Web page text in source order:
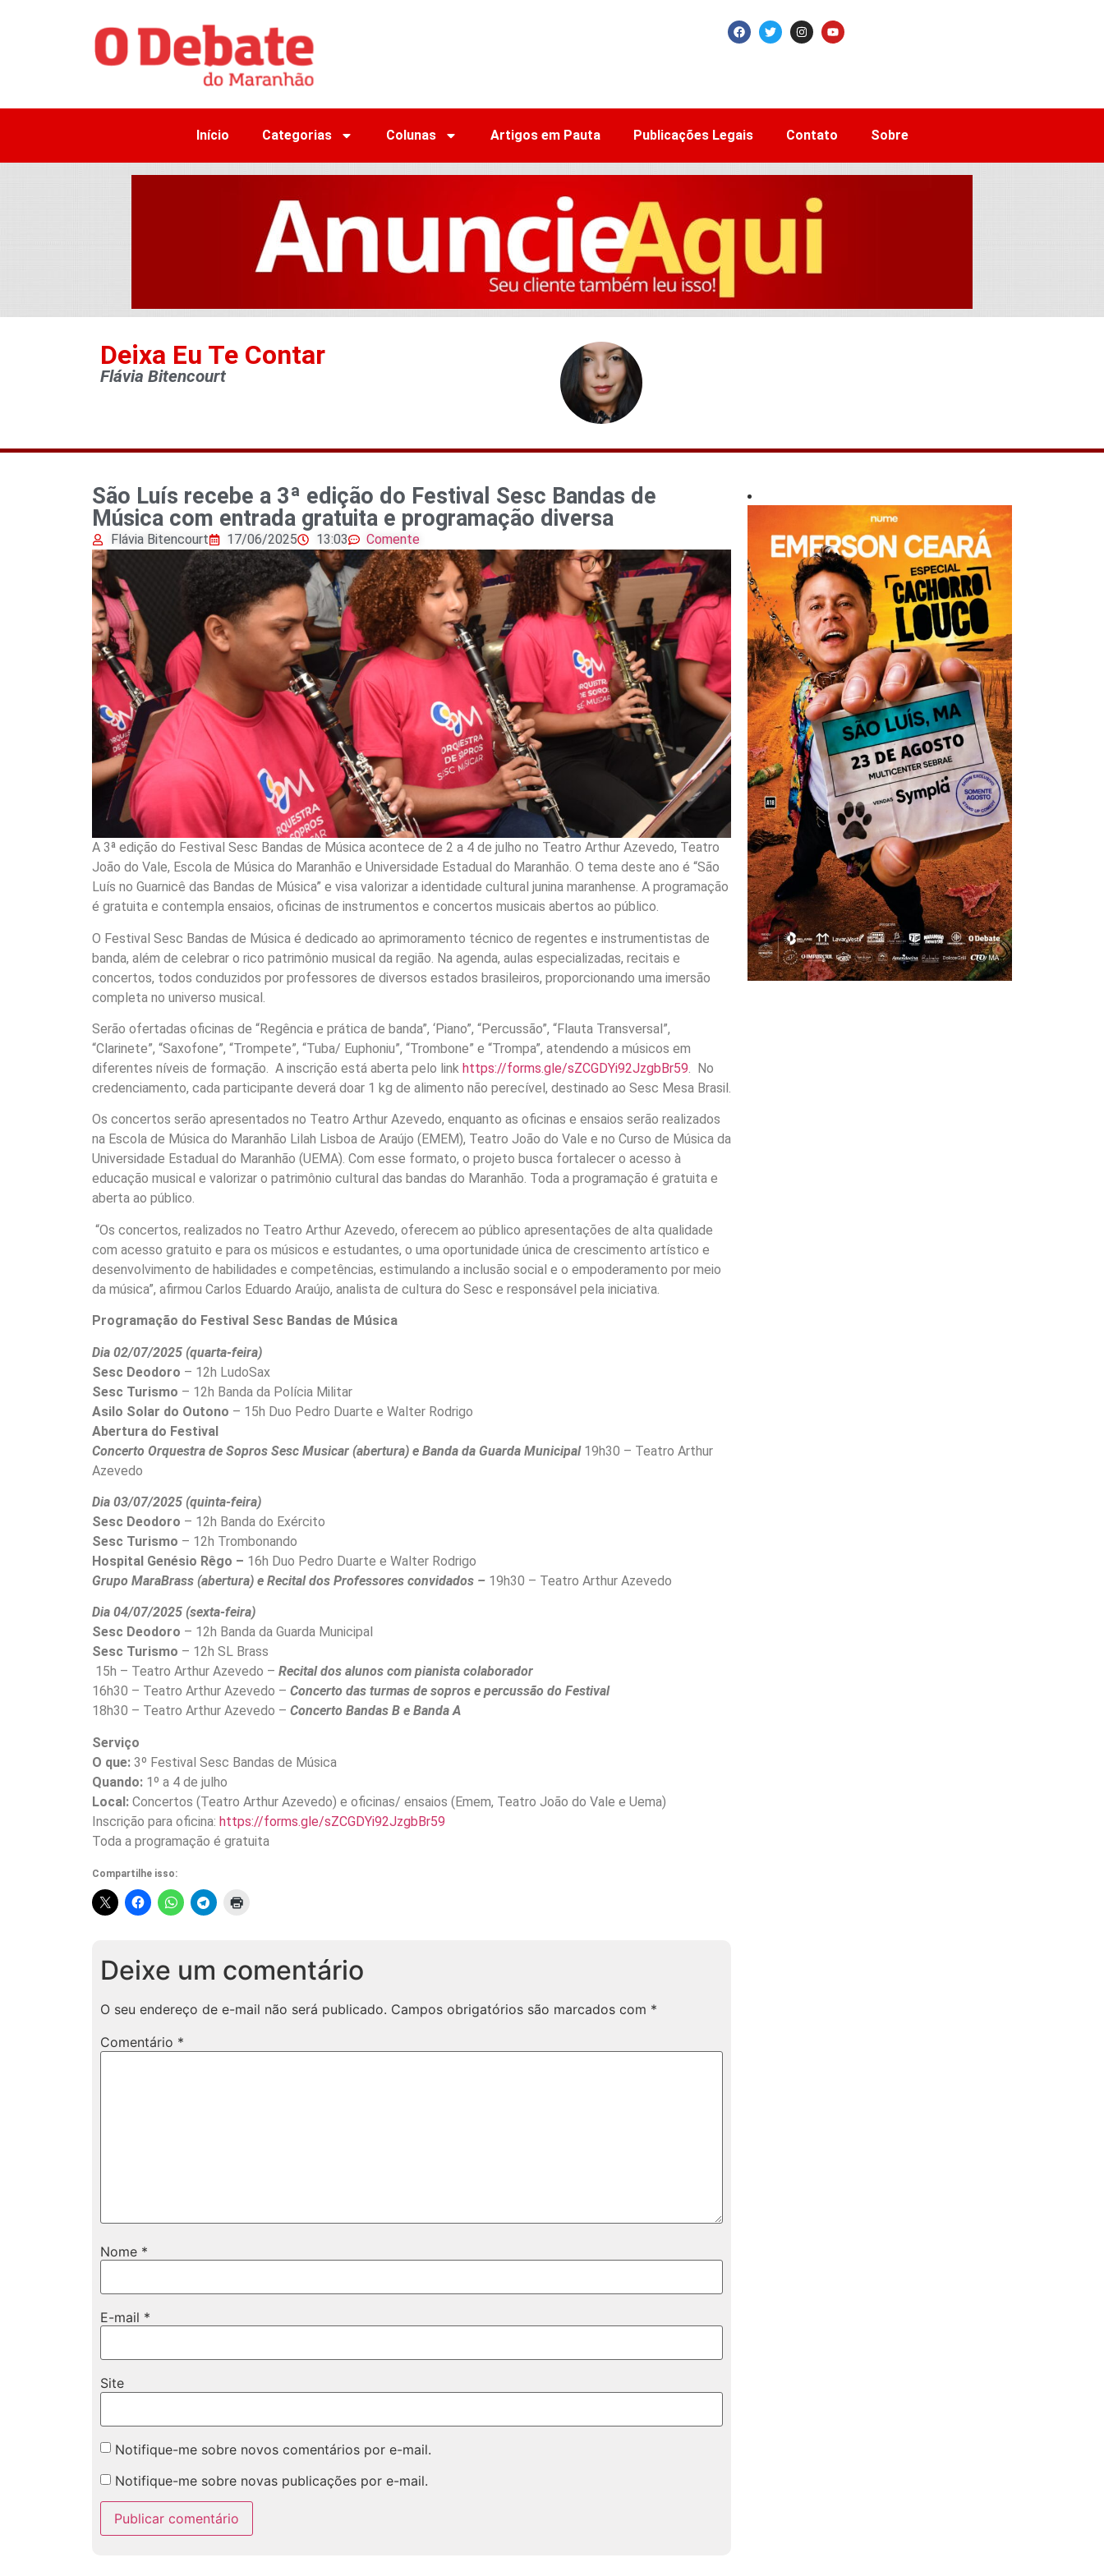
Início Categorias Colunas Artigos em Pauta Publicações Legais Contato Sobre
Deixa Eu Te Contar
Flávia Bitencourt
São Luís recebe a 3ª edição do Festival Sesc Bandas de
Música com entrada gratuita e programação diversa
Flávia Bitencourt 17/06/2025 13:03 Comente
A 3ª edição do Festival Sesc Bandas de Música acontece de 2 a 4 de julho no Teatro Arthur Azevedo, Teatro
João do Vale, Escola de Música do Maranhão e Universidade Estadual do Maranhão. O tema deste ano é “São
Luís no Guarnicê das Bandas de Música” e visa valorizar a identidade cultural junina maranhense. A programação
é gratuita e contempla ensaios, oficinas de instrumentos e concertos musicais abertos ao público.
O Festival Sesc Bandas de Música é dedicado ao aprimoramento técnico de regentes e instrumentistas de
banda, além de celebrar o rico patrimônio musical da região. Na agenda, aulas especializadas, recitais e
concertos, todos conduzidos por professores de diversos estados brasileiros, proporcionando uma imersão
completa no universo musical.
Serão ofertadas oficinas de “Regência e prática de banda”, ‘Piano”, “Percussão”, “Flauta Transversal”,
“Clarinete”, “Saxofone”, “Trompete”, “Tuba/ Euphoniu”, “Trombone” e “Trompa”, atendendo a músicos em
diferentes níveis de formação. A inscrição está aberta pelo link https://forms.gle/sZCGDYi92JzgbBr59. No
credenciamento, cada participante deverá doar 1 kg de alimento não perecível, destinado ao Sesc Mesa Brasil.
Os concertos serão apresentados no Teatro Arthur Azevedo, enquanto as oficinas e ensaios serão realizados
na Escola de Música do Maranhão Lilah Lisboa de Araújo (EMEM), Teatro João do Vale e no Curso de Música da
Universidade Estadual do Maranhão (UEMA). Com esse formato, o projeto busca fortalecer o acesso à
educação musical e valorizar o patrimônio cultural das bandas do Maranhão. Toda a programação é gratuita e
aberta ao público.
“Os concertos, realizados no Teatro Arthur Azevedo, oferecem ao público apresentações de alta qualidade
com acesso gratuito e para os músicos e estudantes, o uma oportunidade única de crescimento artístico e
desenvolvimento de habilidades e competências, estimulando a inclusão social e o empoderamento por meio
da música”, afirmou Carlos Eduardo Araújo, analista de cultura do Sesc e responsável pela iniciativa.
Programação do Festival Sesc Bandas de Música
Dia 02/07/2025 (quarta-feira)
Sesc Deodoro – 12h LudoSax
Sesc Turismo – 12h Banda da Polícia Militar
Asilo Solar do Outono – 15h Duo Pedro Duarte e Walter Rodrigo
Abertura do Festival
Concerto Orquestra de Sopros Sesc Musicar (abertura) e Banda da Guarda Municipal 19h30 – Teatro Arthur
Azevedo
Dia 03/07/2025 (quinta-feira)
Sesc Deodoro – 12h Banda do Exército
Sesc Turismo – 12h Trombonando
Hospital Genésio Rêgo – 16h Duo Pedro Duarte e Walter Rodrigo
Grupo MaraBrass (abertura) e Recital dos Professores convidados – 19h30 – Teatro Arthur Azevedo
Dia 04/07/2025 (sexta-feira)
Sesc Deodoro – 12h Banda da Guarda Municipal
Sesc Turismo – 12h SL Brass
15h – Teatro Arthur Azevedo – Recital dos alunos com pianista colaborador
16h30 – Teatro Arthur Azevedo – Concerto das turmas de sopros e percussão do Festival
18h30 – Teatro Arthur Azevedo – Concerto Bandas B e Banda A
Serviço
O que: 3º Festival Sesc Bandas de Música
Quando: 1º a 4 de julho
Local: Concertos (Teatro Arthur Azevedo) e oficinas/ ensaios (Emem, Teatro João do Vale e Uema)
Inscrição para oficina: https://forms.gle/sZCGDYi92JzgbBr59
Toda a programação é gratuita
Compartilhe isso:
Deixe um comentário
O seu endereço de e-mail não será publicado. Campos obrigatórios são marcados com *
Comentário *
Nome *
E-mail *
Site
Notifique-me sobre novos comentários por e-mail.
Notifique-me sobre novas publicações por e-mail.